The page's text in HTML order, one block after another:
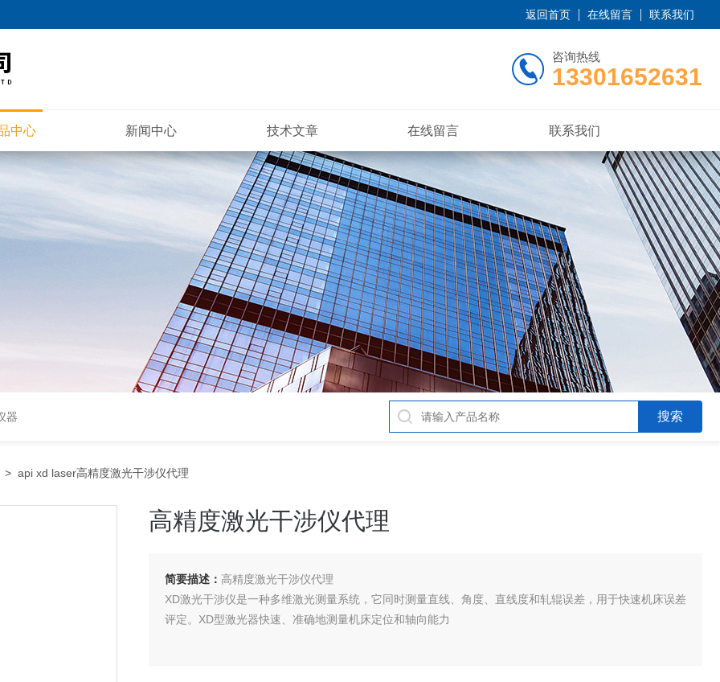
返回首页 在线留言 联系我们
咨询热线
13301652631
中心 新闻中心 技术文章 在线留言 联系我们
器
api xd laser高精度激光干涉仪代理
高精度激光干涉仪代理
简要描述： 高精度激光干涉仪代理
XD激光干涉仪是一种多维激光测量系统，它同时测量直线、角度、直线度和轧辊误差，用于快速机床误差
评定。XD型激光器快速、准确地测量机床定位和轴向能力